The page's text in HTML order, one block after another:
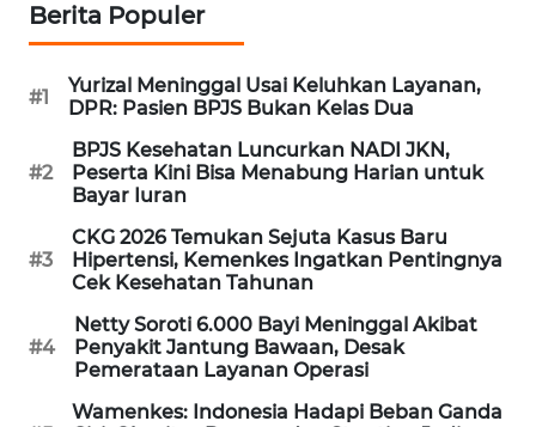
Berita Populer
#1
Yurizal Meninggal Usai Keluhkan Layanan,
DPR: Pasien BPJS Bukan Kelas Dua
#2
BPJS Kesehatan Luncurkan NADI JKN,
Peserta Kini Bisa Menabung Harian untuk
Bayar Iuran
#3
CKG 2026 Temukan Sejuta Kasus Baru
Hipertensi, Kemenkes Ingatkan Pentingnya
Cek Kesehatan Tahunan
#4
Netty Soroti 6.000 Bayi Meninggal Akibat
Penyakit Jantung Bawaan, Desak
Pemerataan Layanan Operasi
Wamenkes: Indonesia Hadapi Beban Ganda
LAPAK
KONSUMEN
LISTRIK
MASYARAKAT
KELISTRIKAN
WALINKI
ID